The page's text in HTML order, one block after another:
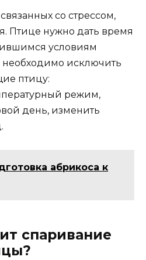
со стрессом,
Птице нужно дать время
условиям
исключить
птицу:
режим,
день, изменить
абрикоса к
спаривание